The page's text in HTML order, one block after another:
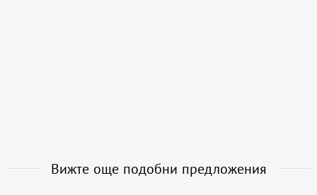
Вижте още подобни предложения